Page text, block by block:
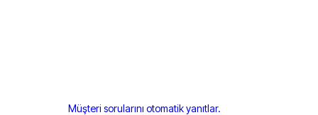
Müşteri sorularını otomatik yanıtlar.